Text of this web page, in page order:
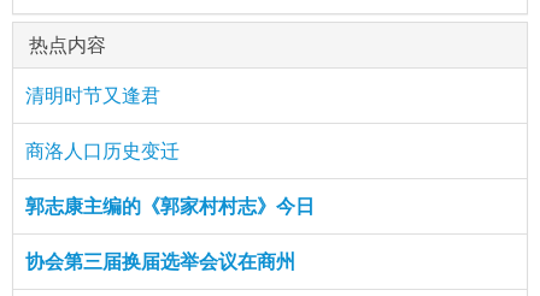
热点内容
清明时节又逢君
商洛人口历史变迁
郭志康主编的《郭家村村志》今日
协会第三届换届选举会议在商州